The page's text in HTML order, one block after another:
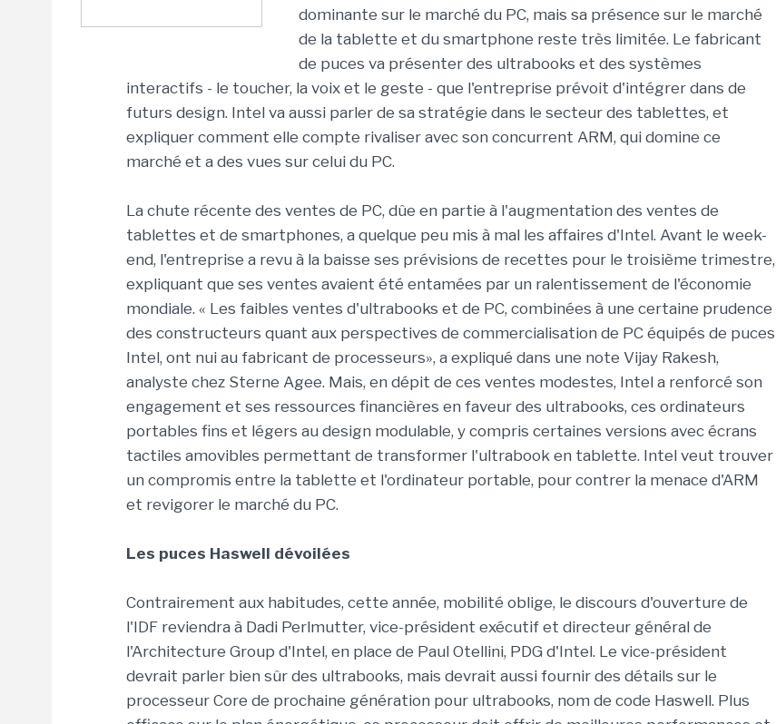
dominante sur le marché du PC, mais sa présence sur le marché
de la tablette et du smartphone reste très limitée. Le fabricant
de puces va présenter des ultrabooks et des systèmes
interactifs - le toucher, la voix et le geste - que l'entreprise prévoit d'intégrer dans de
futurs design. Intel va aussi parler de sa stratégie dans le secteur des tablettes, et
expliquer comment elle compte rivaliser avec son concurrent ARM, qui domine ce
marché et a des vues sur celui du PC.
La chute récente des ventes de PC, dûe en partie à l'augmentation des ventes de
tablettes et de smartphones, a quelque peu mis à mal les affaires d'Intel. Avant le week-
end, l'entreprise a revu à la baisse ses prévisions de recettes pour le troisième trimestre,
expliquant que ses ventes avaient été entamées par un ralentissement de l'économie
mondiale. « Les faibles ventes d'ultrabooks et de PC, combinées à une certaine prudence
des constructeurs quant aux perspectives de commercialisation de PC équipés de puces
Intel, ont nui au fabricant de processeurs», a expliqué dans une note Vijay Rakesh,
analyste chez Sterne Agee. Mais, en dépit de ces ventes modestes, Intel a renforcé son
engagement et ses ressources financières en faveur des ultrabooks, ces ordinateurs
portables fins et légers au design modulable, y compris certaines versions avec écrans
tactiles amovibles permettant de transformer l'ultrabook en tablette. Intel veut trouver
un compromis entre la tablette et l'ordinateur portable, pour contrer la menace d'ARM
et revigorer le marché du PC.
Les puces Haswell dévoilées
Contrairement aux habitudes, cette année, mobilité oblige, le discours d'ouverture de
l'IDF reviendra à Dadi Perlmutter, vice-président exécutif et directeur général de
l'Architecture Group d'Intel, en place de Paul Otellini, PDG d'Intel. Le vice-président
devrait parler bien sûr des ultrabooks, mais devrait aussi fournir des détails sur le
processeur Core de prochaine génération pour ultrabooks, nom de code Haswell. Plus